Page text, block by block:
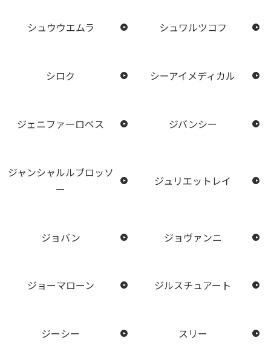
シュウウエムラ シュワルツコフ
シロク シーアイメディカル
ジェニファーロペス ジバンシー
ジャンシャルルブロッソ
ー
ジュリエットレイ
ジョバン ジョヴァンニ
ジョーマローン ジルスチュアート
ジーシー スリー